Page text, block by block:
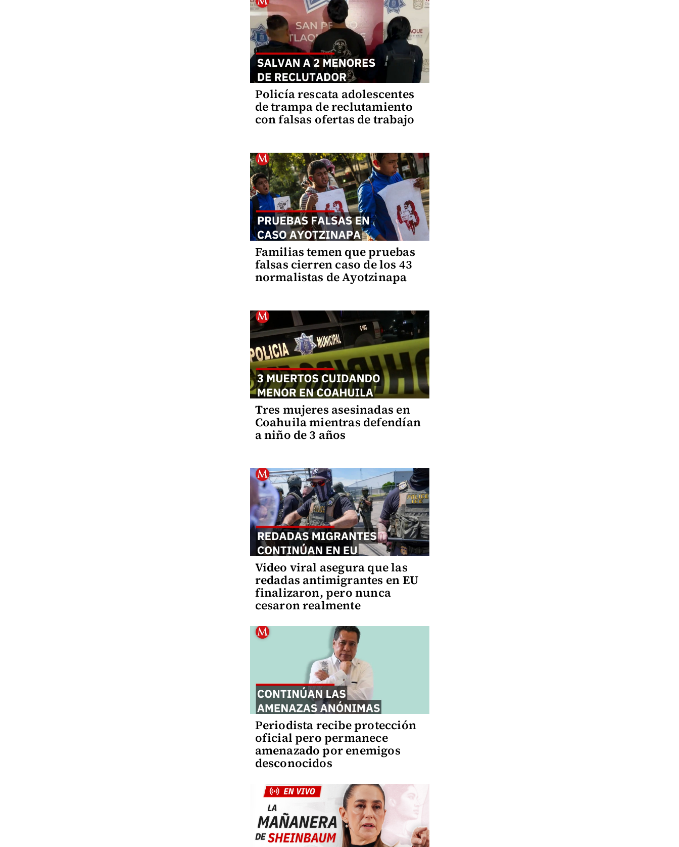
Policía rescata adolescentes
de trampa de reclutamiento
con falsas ofertas de trabajo
Familias temen que pruebas
falsas cierren caso de los 43
normalistas de Ayotzinapa
Tres mujeres asesinadas en
Coahuila mientras defendían
a niño de 3 años
Video viral asegura que las
redadas antimigrantes en EU
finalizaron, pero nunca
cesaron realmente
Periodista recibe protección
oficial pero permanece
amenazado por enemigos
desconocidos